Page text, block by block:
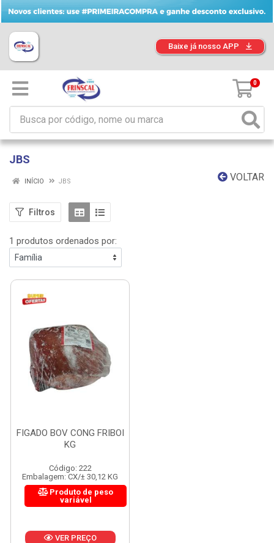
Baixe já nosso APP
0
JBS
VOLTAR
INÍCIO JBS
Filtros
1 produtos ordenados por:
FIGADO BOV CONG FRIBOI
KG
Código: 222
Embalagem: CX/± 30,12 KG
Produto de peso
variável
VER PREÇO